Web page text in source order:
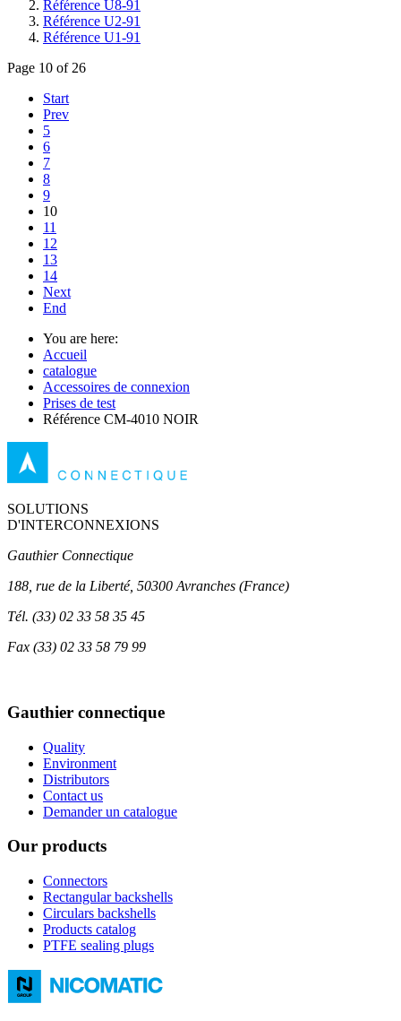
Référence U8-91
Référence U2-91
Référence U1-91
Page 10 of 26
Start
Prev
5
6
7
8
9
10
11
12
13
14
Next
End
You are here:
Accueil
catalogue
Accessoires de connexion
Prises de test
Référence CM-4010 NOIR
SOLUTIONS
D'INTERCONNEXIONS
Gauthier Connectique
188, rue de la Liberté, 50300 Avranches (France)
Tél. (33) 02 33 58 35 45
Fax (33) 02 33 58 79 99
Gauthier connectique
Quality
Environment
Distributors
Contact us
Demander un catalogue
Our products
Connectors
Rectangular backshells
Circulars backshells
Products catalog
PTFE sealing plugs